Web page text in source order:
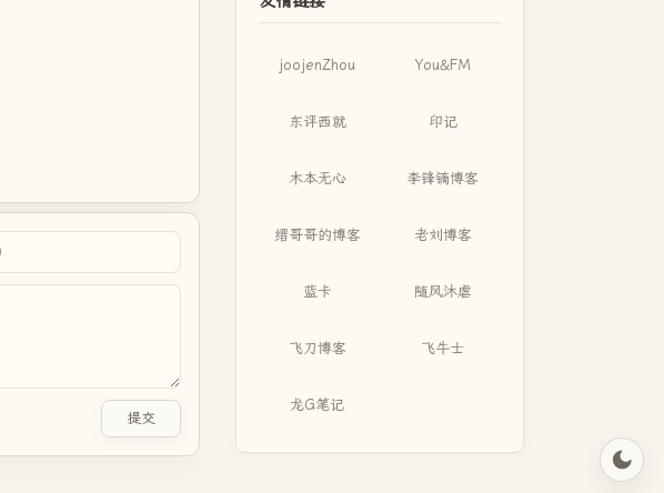
提交
joojenZhou You&FM
东评西就 印记
木本无心 李锋镝博客
缙哥哥的博客 老刘博客
蓝卡 随风沐虐
飞刀博客 飞牛士
龙G笔记